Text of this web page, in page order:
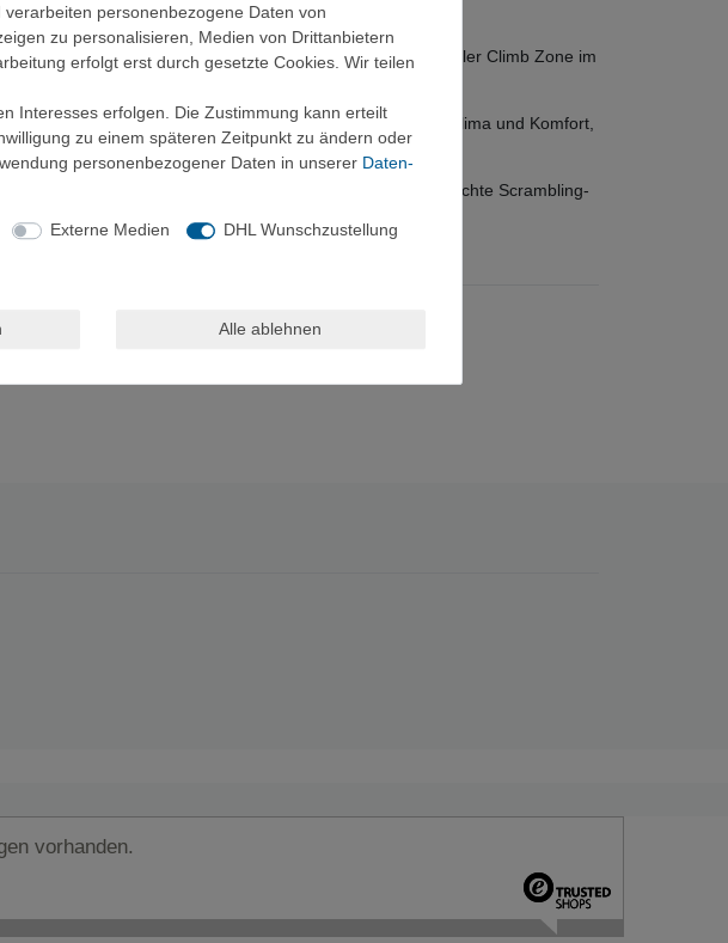
maximalen Grip und Komfort bietet?
Die Continental™ Rubber Außensohle mit spezieller Climb Zone im
beim Klettern brauchst.
Die Ortholite-Einlegesohle sorgt für optimales Fußklima und Komfort,
bei der Performance einzugehen. Ob steiler Zustieg, leichte Scrambling-
vorhanden.
personenbezogene Daten von
zu personalisieren, Medien von Drittanbietern
erfolgt erst durch gesetzte Cookies. Wir teilen
Interesses erfolgen. Die Zustimmung kann erteilt
zu einem späteren Zeitpunkt zu ändern oder
personenbezogener Daten in unserer Daten­
Externe Medien DHL Wunschzustellung
Alle ablehnen